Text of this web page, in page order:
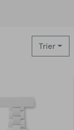
Trier